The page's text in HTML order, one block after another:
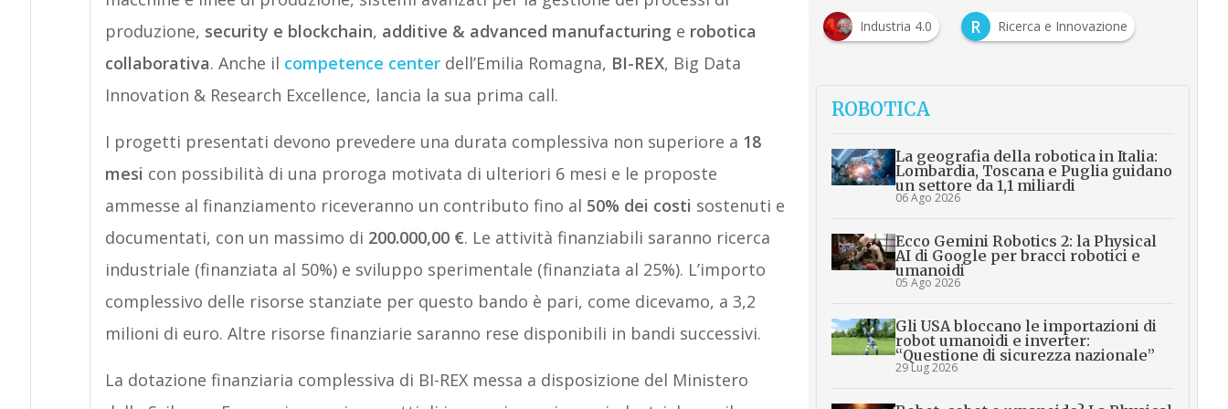
produzione, security e blockchain, additive & advanced manufacturing e robotica
collaborativa. Anche il competence centerdell’Emilia Romagna, BI-REX, Big Data
Innovation & Research Excellence, lancia la sua prima call.
I progetti presentati devono prevedere una durata complessiva non superiore a 18
mesi con possibilità di una proroga motivata di ulteriori 6 mesi e le proposte
ammesse al finanziamento riceveranno un contributo fino al 50% dei costi sostenuti e
documentati, con un massimo di 200.000,00 €. Le attività finanziabili saranno ricerca
industriale (finanziata al 50%) e sviluppo sperimentale (finanziata al 25%). L’importo
complessivo delle risorse stanziate per questo bando è pari, come dicevamo, a 3,2
milioni di euro. Altre risorse finanziarie saranno rese disponibili in bandi successivi.
La dotazione finanziaria complessiva di BI-REX messa a disposizione del Ministero
Industria 4.0 R Ricerca e Innovazione
ROBOTICA
La geografia della robotica in Italia:
Lombardia, Toscana e Puglia guidano
un settore da 1,1 miliardi
06 Ago 2026
Ecco Gemini Robotics 2: la Physical
AI di Google per bracci robotici e
umanoidi
05 Ago 2026
Gli USA bloccano le importazioni di
robot umanoidi e inverter:
“Questione di sicurezza nazionale”
29 Lug 2026